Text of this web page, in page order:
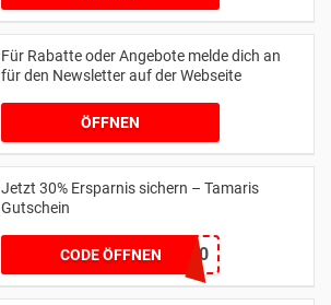
Für Rabatte oder Angebote melde dich an
für den Newsletter auf der Webseite
ÖFFNEN
Jetzt 30% Ersparnis sichern – Tamaris
Gutschein
CODE ÖFFNENLOOK10